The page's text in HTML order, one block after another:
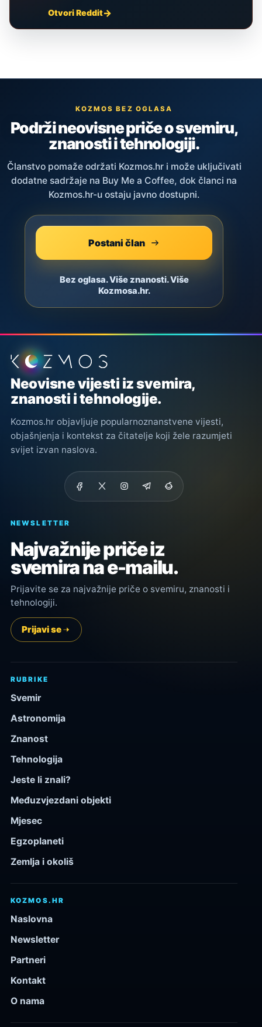
Otvori Reddit
KOZMOS BEZ OGLASA
Podrži neovisne priče o svemiru,
znanosti i tehnologiji.
Članstvo pomaže održati Kozmos.hr i može uključivati
dodatne sadržaje na Buy Me a Coffee, dok članci na
Kozmos.hr-u ostaju javno dostupni.
Postani član
Bez oglasa. Više znanosti. Više
Kozmosa.hr.
Podnožje stranice
Neovisne vijesti iz svemira,
znanosti i tehnologije.
Kozmos.hr objavljuje popularnoznanstvene vijesti,
objašnjenja i kontekst za čitatelje koji žele razumjeti
svijet izvan naslova.
NEWSLETTER
Najvažnije priče iz
svemira na e-mailu.
Prijavite se za najvažnije priče o svemiru, znanosti i
tehnologiji.
Prijavi se
RUBRIKE
Svemir
Astronomija
Znanost
Tehnologija
Jeste li znali?
Međuzvjezdani objekti
Mjesec
Egzoplaneti
Zemlja i okoliš
KOZMOS.HR
Naslovna
Newsletter
Partneri
Kontakt
O nama